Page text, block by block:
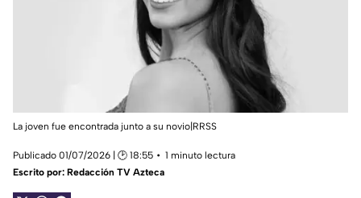
La joven fue encontrada junto a su novio|RRSS
Publicado 01/07/2026 | 🕑 18:55
1 minuto lectura
Escrito por: Redacción TV Azteca